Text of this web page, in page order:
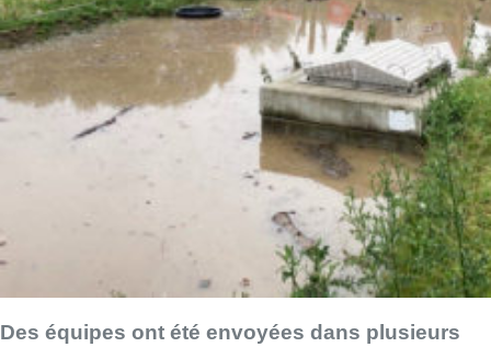
Des équipes ont été envoyées dans plusieurs